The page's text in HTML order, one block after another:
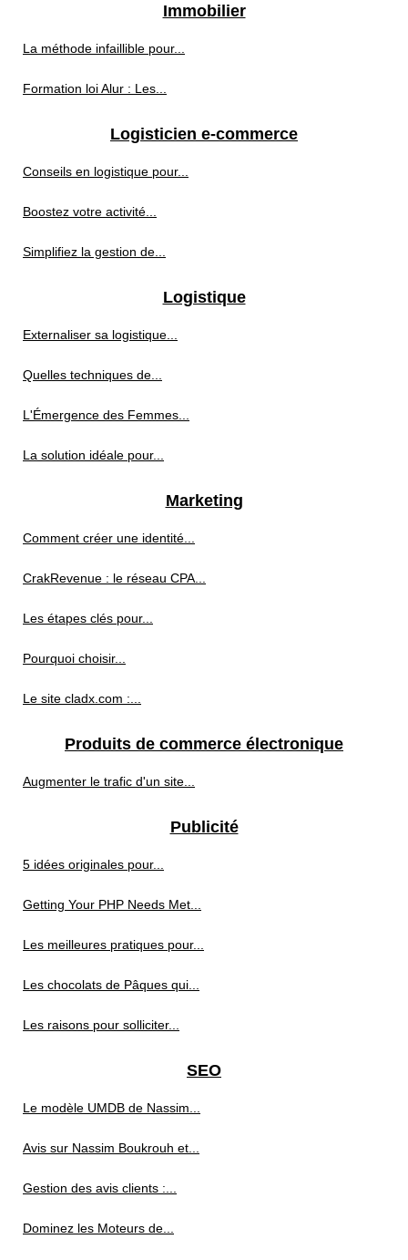
Immobilier
La méthode infaillible pour...
Formation loi Alur : Les...
Logisticien e-commerce
Conseils en logistique pour...
Boostez votre activité...
Simplifiez la gestion de...
Logistique
Externaliser sa logistique...
Quelles techniques de...
L'Émergence des Femmes...
La solution idéale pour...
Marketing
Comment créer une identité...
CrakRevenue : le réseau CPA...
Les étapes clés pour...
Pourquoi choisir...
Le site cladx.com :...
Produits de commerce électronique
Augmenter le trafic d'un site...
Publicité
5 idées originales pour...
Getting Your PHP Needs Met...
Les meilleures pratiques pour...
Les chocolats de Pâques qui...
Les raisons pour solliciter...
SEO
Le modèle UMDB de Nassim...
Avis sur Nassim Boukrouh et...
Gestion des avis clients :...
Dominez les Moteurs de...